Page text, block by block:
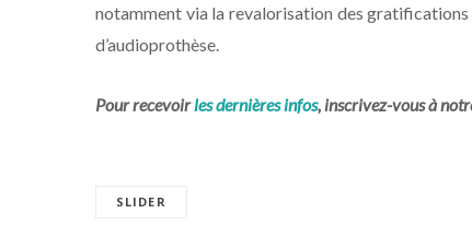
notamment via la revalorisation des
d’audioprothèse.
Pour recevoirles dernières infos, inscrivez-vous à
SLIDER